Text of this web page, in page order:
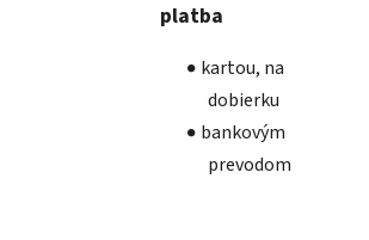
platba
kartou, na
dobierku
bankovým
prevodom